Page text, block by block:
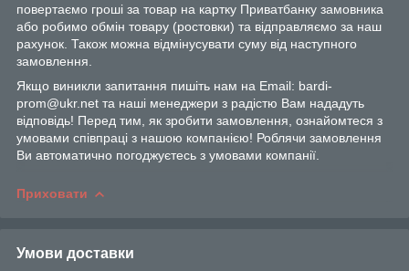
повертаємо гроші за товар на картку Приватбанку замовника
або робимо обмін товару (ростовки) та відправляємо за наш
рахунок. Також можна відмінусувати суму від наступного
замовлення.
Якщо виникли запитання пишіть нам на Email: bardi-
prom@ukr.net та наші менеджери з радістю Вам нададуть
відповідь! Перед тим, як зробити замовлення, ознайомтеся з
умовами співпраці з нашою компанією! Роблячи замовлення
Ви автоматично погоджуєтесь з умовами компанії.
Приховати
Умови доставки